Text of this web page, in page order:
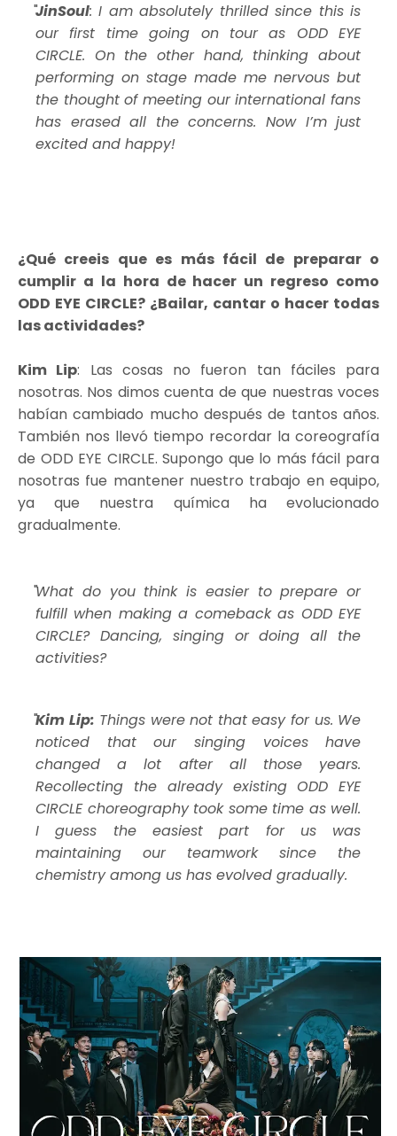
JinSoul: I am absolutely thrilled since this is
our first time going on tour as ODD EYE
CIRCLE. On the other hand, thinking about
performing on stage made me nervous but
the thought of meeting our international fans
has erased all the concerns. Now I’m just
excited and happy!
¿Qué creeis que es más fácil de preparar o
cumplir a la hora de hacer un regreso como
ODD EYE CIRCLE? ¿Bailar, cantar o hacer todas
las actividades?
Kim Lip: Las cosas no fueron tan fáciles para
nosotras. Nos dimos cuenta de que nuestras voces
habían cambiado mucho después de tantos años.
También nos llevó tiempo recordar la coreografía
de ODD EYE CIRCLE. Supongo que lo más fácil para
nosotras fue mantener nuestro trabajo en equipo,
ya que nuestra química ha evolucionado
gradualmente.
What do you think is easier to prepare or
fulfill when making a comeback as ODD EYE
CIRCLE? Dancing, singing or doing all the
activities?
Kim Lip: Things were not that easy for us. We
noticed that our singing voices have
changed a lot after all those years.
Recollecting the already existing ODD EYE
CIRCLE choreography took some time as well.
I guess the easiest part for us was
maintaining our teamwork since the
chemistry among us has evolved gradually.